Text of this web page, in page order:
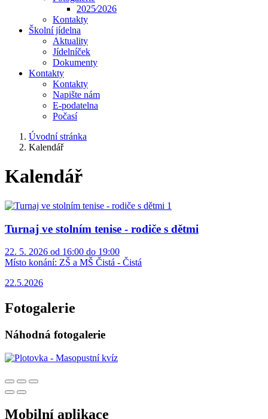
2025⁄2026
Kontakty
Školní jídelna
Aktuality
Jídelníček
Dokumenty
Kontakty
Kontakty
Napište nám
E-podatelna
Počasí
Úvodní stránka
Kalendář
Kalendář
Turnaj ve stolním tenise - rodiče s dětmi
22. 5. 2026 od 16:00 do 19:00
Místo konání: ZŠ a MŠ Čistá - Čistá
22.5.2026
Fotogalerie
Náhodná fotogalerie
Mobilní aplikace